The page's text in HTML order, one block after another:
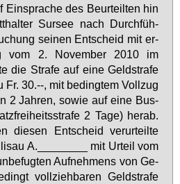
Ein­spra­che des Be­ur­teil­ten hin
Sur­see nach Durch­füh­
sei­nen Ent­scheid mit er­
vom 2. No­vem­ber 2010 im
die Stra­fe auf ei­ne Geld­stra­fe
Fr. 30.--, mit be­ding­tem Voll­zug
2 Jah­ren, so­wie auf ei­ne Bus­
2 Ta­ge) her­ab.
die­sen Ent­scheid ver­ur­teil­te
A.________ mit Ur­teil vom
Auf­neh­mens von Ge­
voll­zieh­ba­ren Geld­stra­fe